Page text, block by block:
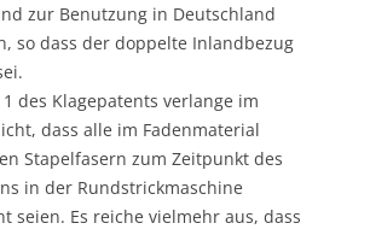
zur Benutzung in Deutschland
so dass der doppelte Inlandbezug
des Klagepatents verlange im
dass alle im Fadenmaterial
Stapelfasern zum Zeitpunkt des
in der Rundstrickmaschine
seien. Es reiche vielmehr aus, dass